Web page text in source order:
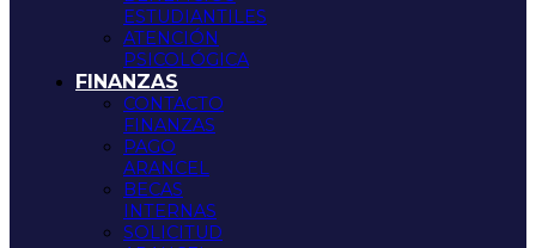
ESTUDIANTILES
ATENCIÓN
PSICOLÓGICA
FINANZAS
CONTACTO
FINANZAS
PAGO
ARANCEL
BECAS
INTERNAS
SOLICITUD